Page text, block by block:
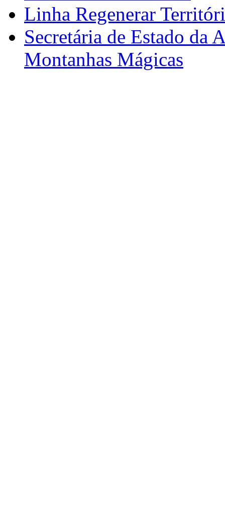
Linha Regenerar
Secretária de Estado da
Montanhas Mágicas